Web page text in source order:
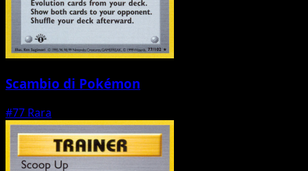
Scambio di Pokémon
#77 Rara